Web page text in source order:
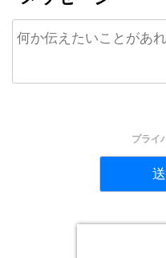
プライ